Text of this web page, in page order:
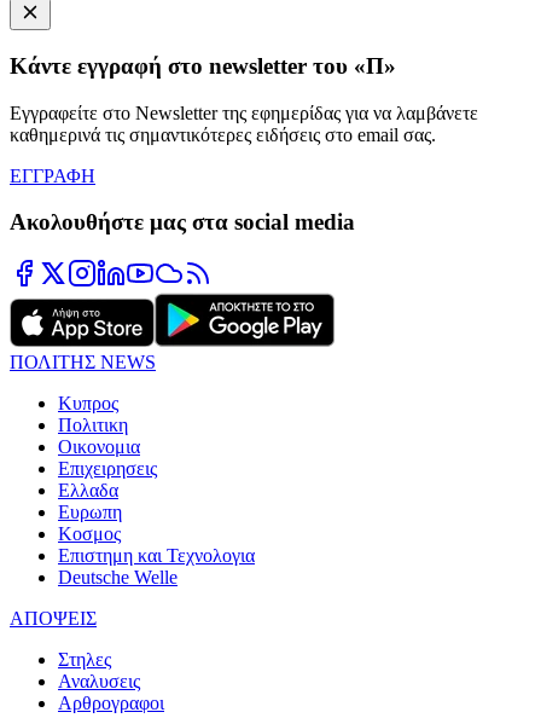
Κάντε εγγραφή στο newsletter του «Π»
Εγγραφείτε στο Newsletter της εφημερίδας για να λαμβάνετε
καθημερινά τις σημαντικότερες ειδήσεις στο email σας.
ΕΓΓΡΑΦΗ
Ακολουθήστε μας στα social media
ΠΟΛΙΤΗΣ NEWS
Κυπρος
Πολιτικη
Οικονομια
Επιχειρησεις
Ελλαδα
Ευρωπη
Κοσμος
Επιστημη και Τεχνολογια
Deutsche Welle
ΑΠΟΨΕΙΣ
Στηλες
Αναλυσεις
Αρθρογραφοι